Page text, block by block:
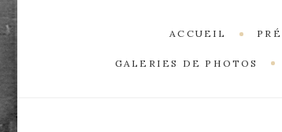
ACCUEIL
GALERIES DE PHOTOS